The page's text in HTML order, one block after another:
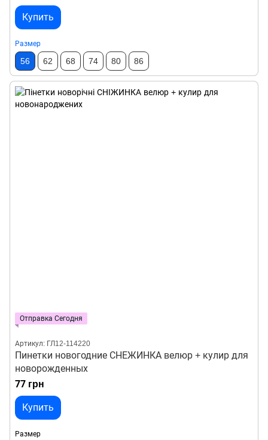
Купить
Размер
56 62 68 74 80 86
Отправка Сегодня
Артикул: ГЛ12-114220
Пинетки новогодние СНЕЖИНКА велюр + кулир для
новорожденных
77 грн
Купить
Размер